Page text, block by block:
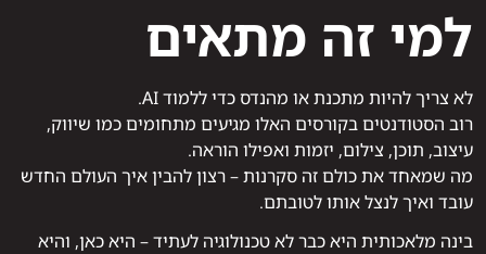
למי זה מתאים
לא צריך להיות מתכנת או מהנדס כדי ללמוד AI.
רוב הסטודנטים בקורסים האלו מגיעים מתחומים כמו שיווק,
עיצוב, תוכן, צילום, יזמות ואפילו הוראה.
מה שמאחד את כולם זה סקרנות – רצון להבין איך העולם החדש
עובד ואיך לנצל אותו לטובתם.
בינה מלאכותית היא כבר לא טכנולוגיה לעתיד – היא כאן, והיא